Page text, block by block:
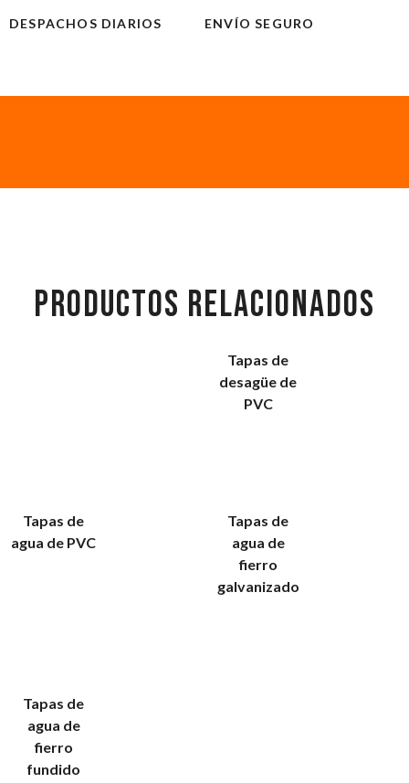
DESPACHOS DIARIOS ENVÍO SEGURO
PRODUCTOS RELACIONADOS
Tapas de
desagüe de
PVC
Tapas de
agua de PVC
Tapas de
agua de
fierro
galvanizado
Tapas de
agua de
fierro
fundido